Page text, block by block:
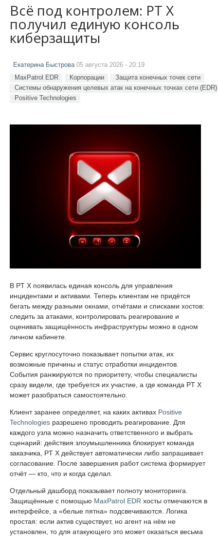
Всё под контролем: PT X
получил единую консоль
киберзащиты
Екатерина Быстрова 05 августа 2026 - 20:19
MaxPatrol EDR Корпорации
Защита конечных точек сети
Системы обнаружения целевых атак на конечных точках сети (EDR)
Positive Technologies
В PT X появилась единая консоль для управления
инцидентами и активами. Теперь клиентам не придётся
бегать между разными окнами, отчётами и списками хостов:
следить за атаками, контролировать реагирование и
оценивать защищённость инфраструктуры можно в одном
личном кабинете.
Сервис круглосуточно показывает попытки атак, их
возможные причины и статус отработки инцидентов.
События ранжируются по приоритету, чтобы специалисты
сразу видели, где требуется их участие, а где команда PT X
может разобраться самостоятельно.
Клиент заранее определяет, на каких активах Positive
Technologies разрешено проводить реагирование. Для
каждого узла можно назначить ответственного и выбрать
сценарий: действия злоумышленника блокирует команда
заказчика, PT X действует автоматически либо запрашивает
согласование. После завершения работ система формирует
отчёт — кто, что и когда сделал.
Отдельный дашборд показывает полноту мониторинга.
Защищённые с помощью MaxPatrol EDR хосты отмечаются в
интерфейсе, а «белые пятна» подсвечиваются. Логика
простая: если актив существует, но агент на нём не
установлен, то для атакующего это может оказаться весьма